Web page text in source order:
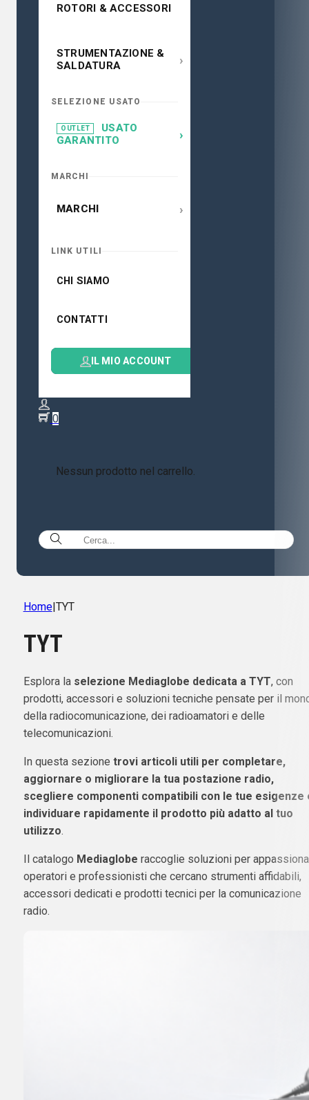
ROTORI & ACCESSORI
STRUMENTAZIONE &
SALDATURA
›
SELEZIONE USATO
OUTLET
USATO
GARANTITO
›
MARCHI
MARCHI ›
LINK UTILI
CHI SIAMO
CONTATTI
IL MIO ACCOUNT
0
Nessun prodotto nel carrello.
Home| TYT
TYT
Esplora la selezione Mediaglobe dedicata a TYT, con
prodotti, accessori e soluzioni tecniche pensate per il
della radiocomunicazione, dei radioamatori e delle
telecomunicazioni.
In questa sezione trovi articoli utili per completare,
aggiornare o migliorare la tua postazione radio,
scegliere componenti compatibili con le tue esigenze
individuare rapidamente il prodotto più adatto al tuo
utilizzo.
Il catalogo Mediaglobe raccoglie soluzioni per
operatori e professionisti che cercano strumenti affidabili,
accessori dedicati e prodotti tecnici per la comunicazione
radio.